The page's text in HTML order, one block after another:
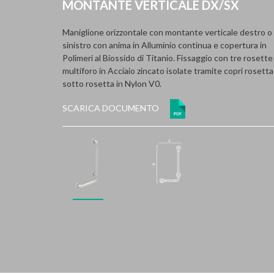
MONTANTE VERTICALE DX/SX
Maniglione orizzontale con montante verticale destro o
sinistro con anima in Alluminio continua e copertura in
Polimeri al Biossido di Titanio. Fissaggio con tre rosette
multiforo in Acciaio zincato isolate tramite copri
sotto rosetta in Nylon V0.
SCARICA DOCUMENTO